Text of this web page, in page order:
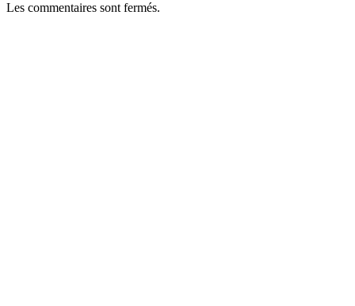
Les commentaires sont fermés.